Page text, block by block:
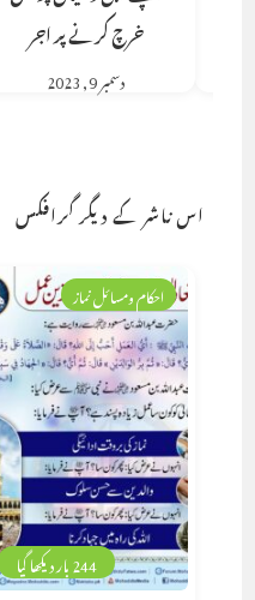
خرچ کرنے پر اجر
دسمبر 9, 2023
اس ناشر کے دیگر گرافکس
244 بار دیکھا گیا
احکام ومسائل نماز